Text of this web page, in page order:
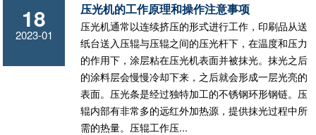
18
2023-01
压光机的工作原理和操作注意事项
压光机通常以连续挤压的形式进行工作，印刷品从送
纸台送入压辊与压辊之间的压光杆下，在温度和压力
的作用下，涂层粘在压光机表面并被抹光。抹光之后
的涂料层会慢慢冷却下来，之后就会形成一层光亮的
表面。压光条是经过独特加工的不锈钢环形钢链。压
辊内部有非常多的远红外加热源，提供抹光过程中所
需的热量。压辊工作压...